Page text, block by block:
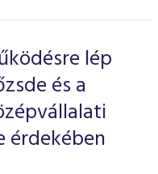
lép
és a
érdekében